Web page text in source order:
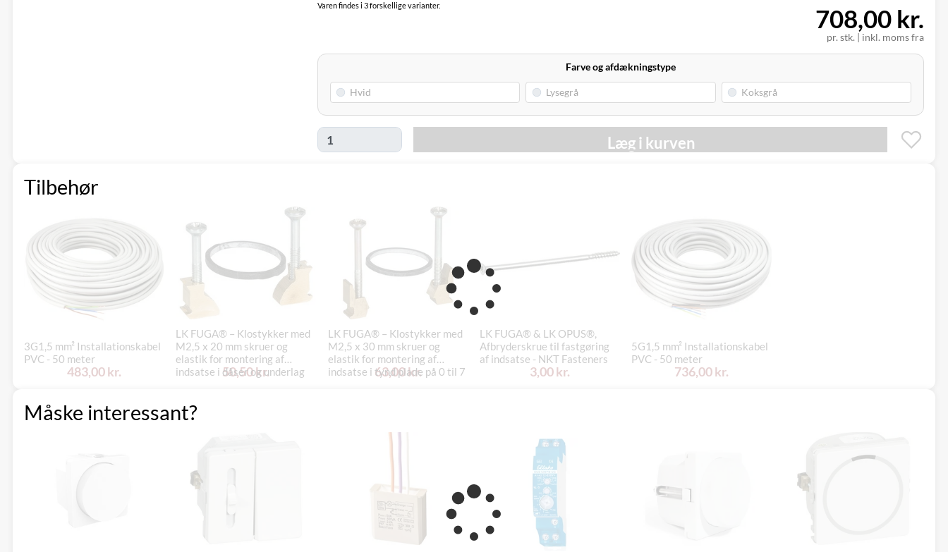
Varen findes i 3 forskellige varianter.
pr. stk. | inkl. moms fra
708,00 kr.
Farve og afdækningstype
Læg i kurven
Tilbehør
3G1,5 mm² Installationskabel
PVC - 50 meter
483,00 kr.
LK FUGA® – Klostykker med
M2,5 x 20 mm skruer og
elastik for montering af
indsatse i dåser og underlag
50,50 kr.
LK FUGA® – Klostykker med
M2,5 x 30 mm skruer og
elastik for montering af
indsatse i tynd plade på 0 til 7
63,00 kr.
LK FUGA® & LK OPUS®,
Afbryderskrue til fastgøring
af indsatse - NKT Fasteners
3,00 kr.
5G1,5 mm² Installationskabel
PVC - 50 meter
736,00 kr.
Måske interessant?